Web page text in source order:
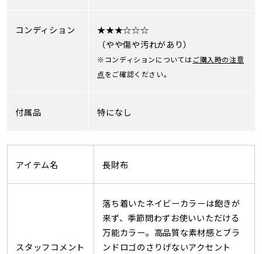
コンディション
★★★☆☆☆
（やや傷や汚れがあり）
※コンディションについてはご購入時の注意
点をご確認ください。
付属品 特になし
アイテム名 長財布
スタッフコメント
落ち着いたネイビーカラーは飽きが
来ず、季節問わずお使いいただける
万能カラー。高品質な素材感とブラ
ンドロゴのさりげないアクセント